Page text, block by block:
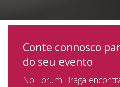
Conte connosco
do seu evento
No Forum Braga